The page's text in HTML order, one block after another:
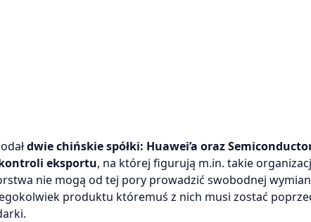
dwie chińskie spółki: Huawei’a oraz
eksportu, na której figurują m.in. takie
nie mogą od tej pory prowadzić swobodnej
produktu któremuś z nich musi zostać